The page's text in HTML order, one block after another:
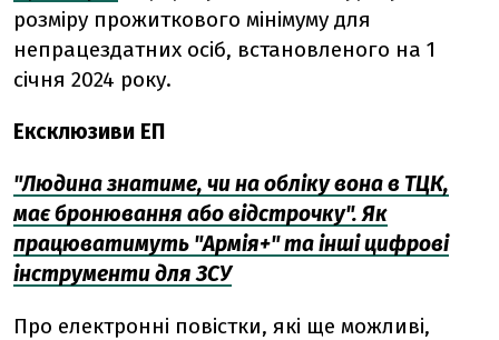
розміру прожиткового мінімуму для
непрацездатних осіб, встановленого на 1
січня 2024 року.
Ексклюзиви ЕП
"Людина знатиме, чи на обліку вона в ТЦК,
має бронювання або відстрочку". Як
працюватимуть "Армія+" та інші цифрові
інструменти для ЗСУ
Про електронні повістки, які ще можливі,